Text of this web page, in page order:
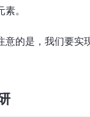
。
意的是，我们要实